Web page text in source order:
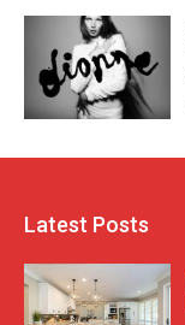
Latest Posts